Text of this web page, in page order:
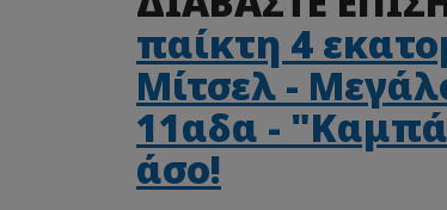
παίκτη 4
Μίτσελ -
11αδα -
άσο!